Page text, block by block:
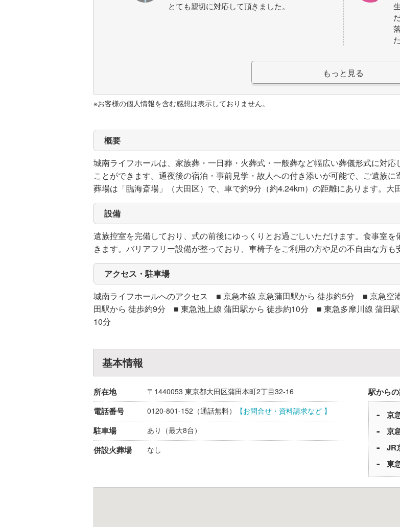
とても親切に対応して頂きました。
もっと見る
※お客様の個人情報を含む感想は表示しておりません。
概要
城南ライフホールは、家族葬・一日葬・火葬式・一般葬など幅広い葬儀形式に対
ことができます。通夜後の宿泊・事前見学・故人への付き添いが可能で、ご遺族
葬場は「臨海斎場」（大田区）で、車で約9分（約4.24km）の距離にあります。大
設備
遺族控室を完備しており、式の前後にゆっくりとお過ごしいただけます。食事室
きます。バリアフリー設備が整っており、車椅子をご利用の方や足の不自由な方も
アクセス・駐車場
城南ライフホールへのアクセス ■ 京急本線 京急蒲田駅から 徒歩約5分 ■ 京急空
田駅から 徒歩約9分 ■ 東急池上線 蒲田駅から 徒歩約10分 ■ 東急多摩川線 蒲田
10分
基本情報
所在地 〒1440053 東京都大田区蒲田本町2丁目32-16
電話番号 0120-801-152 （通話無料） 【お問合せ・資料請求など 】
駐車場 あり（最大8台）
併設火葬場 なし
駅から
京
京
JR
東